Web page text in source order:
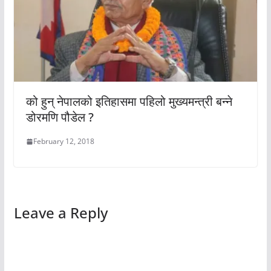
को हुन् नेपालको इतिहासमा पहिलो मुख्यमन्त्री बन्ने
डोरमणि पौडेल ?
February 12, 2018
Leave a Reply